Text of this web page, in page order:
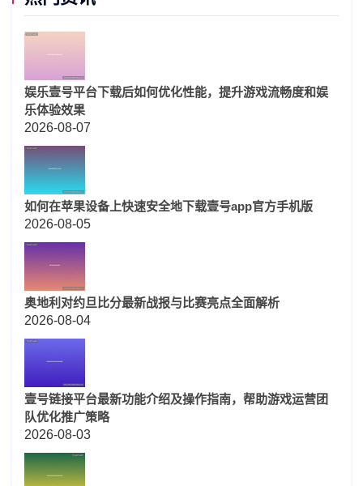
娱乐壹号平台下载后如何优化性能，提升游戏流畅度和娱
乐体验效果
2026-08-07
如何在苹果设备上快速安全地下载壹号app官方手机版
2026-08-05
奥地利对约旦比分最新战报与比赛亮点全面解析
2026-08-04
壹号链接平台最新功能介绍及操作指南，帮助游戏运营团
队优化推广策略
2026-08-03